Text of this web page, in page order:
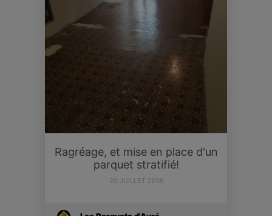
Ragréage, et mise en place d'un
parquet stratifié!
20 JUILLET 2016